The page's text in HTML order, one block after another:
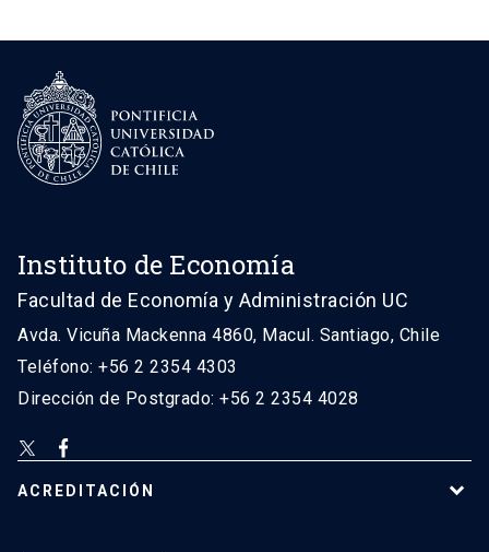
Instituto de Economía
Facultad de Economía y Administración UC
Avda. Vicuña Mackenna 4860, Macul. Santiago, Chile
Teléfono: +56 2 2354 4303
Dirección de Postgrado: +56 2 2354 4028
ACREDITACIÓN